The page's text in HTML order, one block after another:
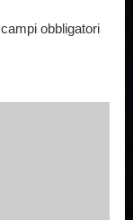
obbligatori